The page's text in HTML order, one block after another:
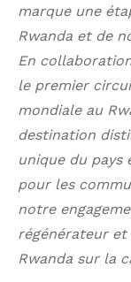
marque une
Rwanda et de
En
le premier
mondiale au
destination
unique du pays
pour les
notre
régénérateur
Rwanda sur la